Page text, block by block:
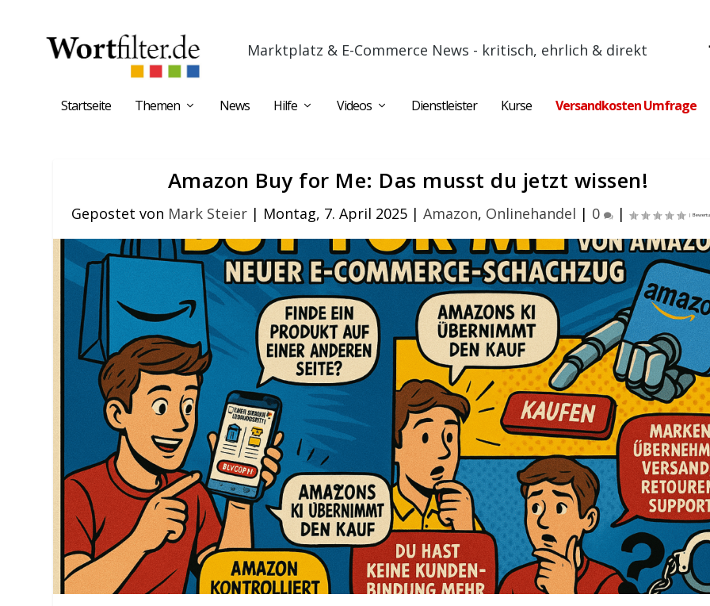
Marktplatz & E-Commerce News - kritisch, ehrlich & direkt
Startseite Themen News Hilfe Videos Dienstleister Kurse Versandkosten Umfrage
Amazon Buy for Me: Das musst du jetzt wissen!
Gepostet von Mark Steier| Montag, 7. April 2025| Amazon, Onlinehandel | 0 |